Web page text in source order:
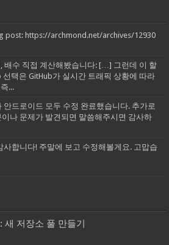
post: https://archmond.net/archives/12930
배수 직접 계산해봤습니다: […] 그런데 이 할
택은 GitHub가 실시간 트래픽 상황에 따라
...
안드로이드 모두 수정 완료했습니다. 추가로
나 문제가 발견되면 말씀해주시면 감사하
사합니다! 주말에 보고 수정해볼게요. 고맙습
새 저장소 풀 만들기